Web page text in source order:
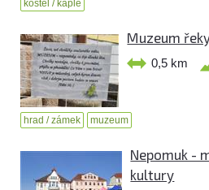
kostel / kaple
Muzeum
0,5 km
hrad / zámek muzeum
Nepomuk -
kultury